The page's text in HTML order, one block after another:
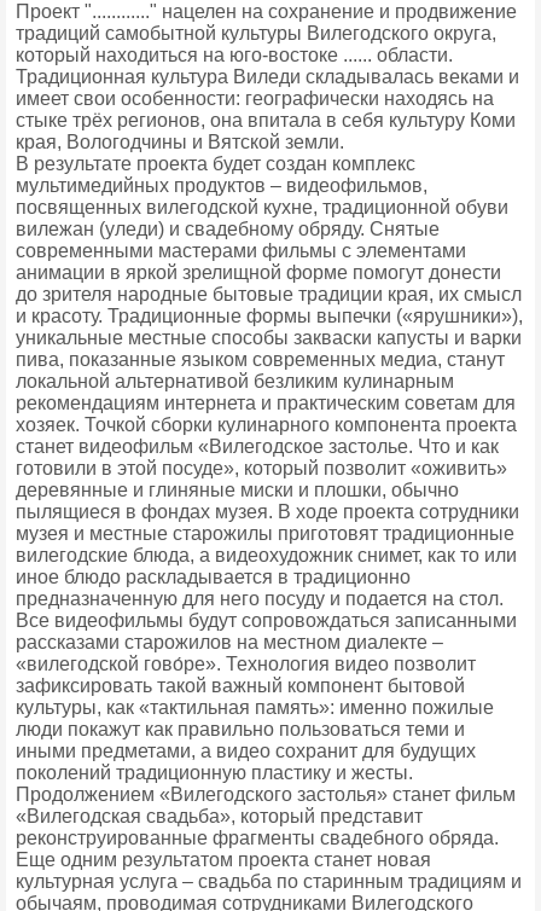
Проект "............" нацелен на сохранение и продвижение
традиций самобытной культуры Вилегодского округа,
который находиться на юго-востоке ...... области.
Традиционная культура Виледи складывалась веками и
имеет свои особенности: географически находясь на
стыке трёх регионов, она впитала в себя культуру Коми
края, Вологодчины и Вятской земли.
В результате проекта будет создан комплекс
мультимедийных продуктов – видеофильмов,
посвященных вилегодской кухне, традиционной обуви
вилежан (уледи) и свадебному обряду. Снятые
современными мастерами фильмы с элементами
анимации в яркой зрелищной форме помогут донести
до зрителя народные бытовые традиции края, их смысл
и красоту. Традиционные формы выпечки («ярушники»),
уникальные местные способы закваски капусты и варки
пива, показанные языком современных медиа, станут
локальной альтернативой безликим кулинарным
рекомендациям интернета и практическим советам для
хозяек. Точкой сборки кулинарного компонента проекта
станет видеофильм «Вилегодское застолье. Что и как
готовили в этой посуде», который позволит «оживить»
деревянные и глиняные миски и плошки, обычно
пылящиеся в фондах музея. В ходе проекта сотрудники
музея и местные старожилы приготовят традиционные
вилегодские блюда, а видеохудожник снимет, как то или
иное блюдо раскладывается в традиционно
предназначенную для него посуду и подается на стол.
Все видеофильмы будут сопровождаться записанными
рассказами старожилов на местном диалекте –
«вилегодской гово́ре». Технология видео позволит
зафиксировать такой важный компонент бытовой
культуры, как «тактильная память»: именно пожилые
люди покажут как правильно пользоваться теми и
иными предметами, а видео сохранит для будущих
поколений традиционную пластику и жесты.
Продолжением «Вилегодского застолья» станет фильм
«Вилегодская свадьба», который представит
реконструированные фрагменты свадебного обряда.
Еще одним результатом проекта станет новая
культурная услуга – свадьба по старинным традициям и
обычаям, проводимая сотрудниками Вилегодского